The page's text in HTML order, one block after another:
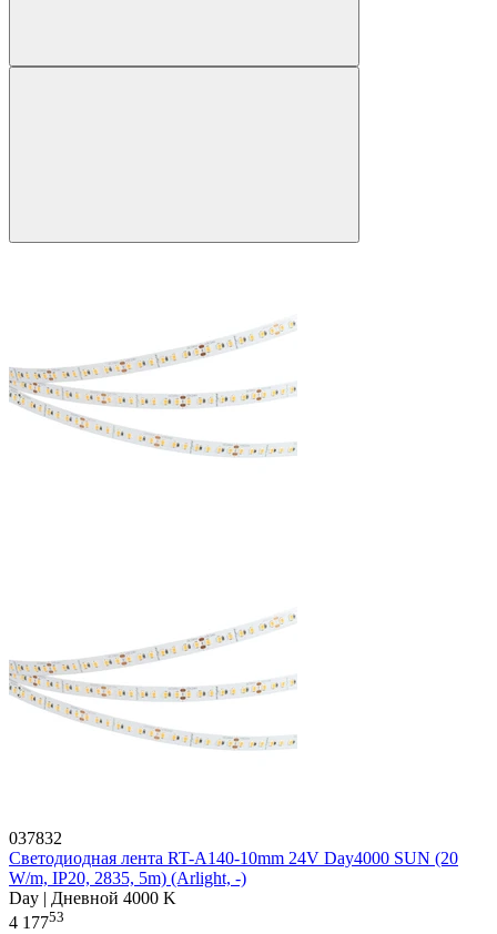
037832
Светодиодная лента RT-A140-10mm 24V Day4000 SUN (20
W/m, IP20, 2835, 5m) (Arlight, -)
Day | Дневной 4000 K
4 17753